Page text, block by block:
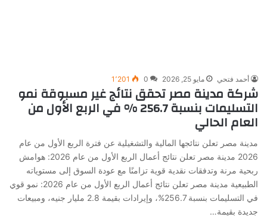
أحمد فتحي مايو 25, 2026 0 1٬201
شركة مدينة مصر تحقق نتائج غير مسبوقة نمو
التسليمات بنسبة 256.7 % في الربع الأول من
العام الحالي
مدينة مصر تعلن نتائجها المالية والتشغيلية عن فترة الربع الأول من عام
2026 مدينة مصر تعلن نتائج أعمال الربع الأول من عام 2026: هوامش
ربحية مرنة وتدفقات نقدية قوية تزامنًا مع عودة السوق إلى مستوياته
الطبيعية مدينة مصر تعلن نتائج أعمال الربع الأول من عام 2026: نمو قوي
في التسليمات بنسبة 256.7%، وإيرادات بقيمة 2.8 مليار جنيه، ومبيعات
جديدة بقيمة…